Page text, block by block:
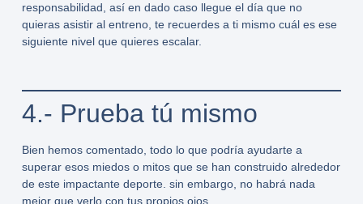
responsabilidad, así en dado caso llegue el día que no
quieras asistir al entreno, te recuerdes a ti mismo cuál es ese
siguiente nivel que quieres escalar.
4.- Prueba tú mismo
Bien hemos comentado, todo lo que podría ayudarte a
superar esos miedos o mitos que se han construido alrededor
de este impactante deporte. sin embargo, no habrá nada
mejor que verlo con tus propios ojos.